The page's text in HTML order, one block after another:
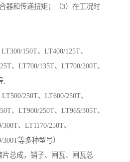
器和传递扭矩；（3）在工况时
150T、LT400/125T、
、LT700/135T、LT700/200T、
;
250T、LT600/250T、
、LT900/250T、LT965/305T、
、LT1170/250T、
等多种型号）
总成，销子、闸瓦、闸瓦总